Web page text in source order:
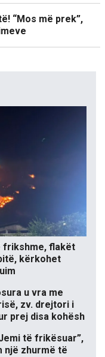
“Mos më prek”,
frikshme, flakët
kërkohet
u vra me
zv. drejtori i
prej disa kohësh
të frikësuar”,
një zhurmë të